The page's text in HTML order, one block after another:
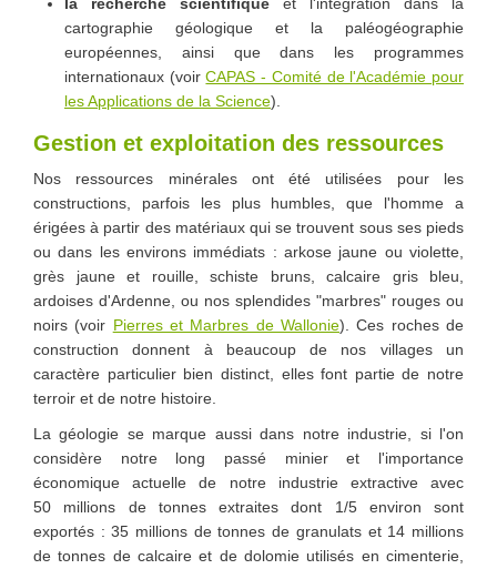
cartographie géologique et la paléogéographie
européennes, ainsi que dans les programmes
internationaux (voirCAPAS - Comité de l'Académie pour
les Applications de la Science).
Gestion et exploitation des ressources
Nos ressources minérales ont été utilisées pour les
constructions, parfois les plus humbles, que l'homme a
érigées à partir des matériaux qui se trouvent sous ses pieds
ou dans les environs immédiats : arkose jaune ou violette,
grès jaune et rouille, schiste bruns, calcaire gris bleu,
ardoises d'Ardenne, ou nos splendides "marbres" rouges ou
noirs (voir Pierres et Marbres de Wallonie). Ces roches de
construction donnent à beaucoup de nos villages un
caractère particulier bien distinct, elles font partie de notre
terroir et de notre histoire.
La géologie se marque aussi dans notre industrie, si l'on
considère notre long passé minier et l'importance
économique actuelle de notre industrie extractive avec
50 millions de tonnes extraites dont 1/5 environ sont
exportés : 35 millions de tonnes de granulats et 14 millions
de tonnes de calcaire et de dolomie utilisés en cimenterie,